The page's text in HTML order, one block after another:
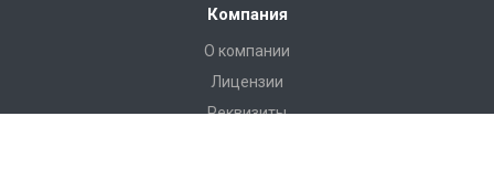
Компания
О компании
Лицензии
Реквизиты